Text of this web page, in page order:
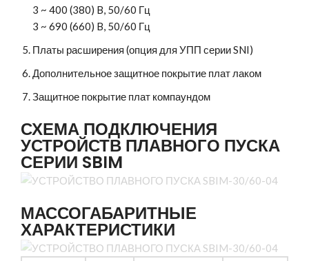
3 ~ 400 (380) B, 50/60 Гц
3 ~ 690 (660) B, 50/60 Гц
Платы расширения (опция для УПП серии SNI)
Дополнительное защитное покрытие плат лаком
Защитное покрытие плат компаундом
СХЕМА ПОДКЛЮЧЕНИЯ
УСТРОЙСТВ ПЛАВНОГО ПУСКА
СЕРИИ SBIM
МАССОГАБАРИТНЫЕ
ХАРАКТЕРИСТИКИ